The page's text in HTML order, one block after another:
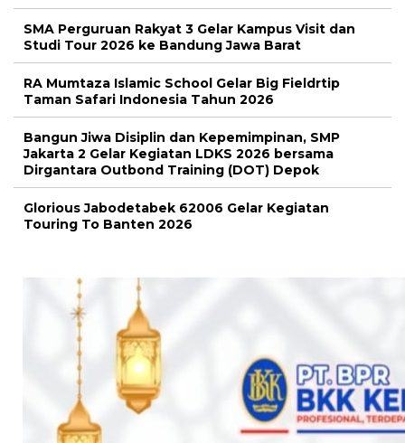
SMA Perguruan Rakyat 3 Gelar Kampus Visit dan
Studi Tour 2026 ke Bandung Jawa Barat
RA Mumtaza Islamic School Gelar Big Fieldrtip
Taman Safari Indonesia Tahun 2026
Bangun Jiwa Disiplin dan Kepemimpinan, SMP
Jakarta 2 Gelar Kegiatan LDKS 2026 bersama
Dirgantara Outbond Training (DOT) Depok
Glorious Jabodetabek 62006 Gelar Kegiatan
Touring To Banten 2026